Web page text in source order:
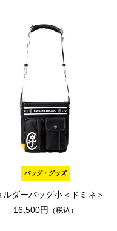
バッグ・グッズ
ルダーバッグ小＜ドミネ＞
16,500円
（税込）